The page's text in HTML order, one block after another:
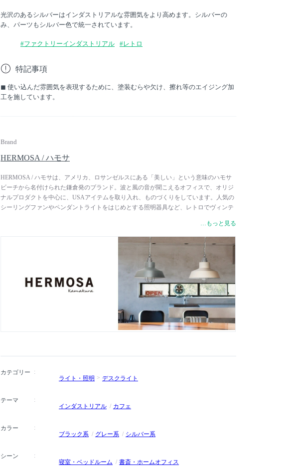
光沢のあるシルバーはインダストリアルな雰囲気をより高めます。シルバーの
み、パーツもシルバー色で統一されています。
#ファクトリーインダストリアル #レトロ
特記事項
◼︎ 使い込んだ雰囲気を表現するために、塗装むらや欠け、擦れ等のエイジング加
工を施しています。
Brand
HERMOSA / ハモサ
HERMOSA / ハモサは、アメリカ、ロサンゼルスにある「美しい」という意味のハモサ
ビーチから名付けられた鎌倉発のブランド。波と風の音が聞こえるオフィスで、オリジ
ナルプロダクトを中心に、USAアイテムを取り入れ、ものづくりをしています。人気の
シーリングファンやペンダントライトをはじめとする照明器具など、レトロでヴィンテ
…もっと見る
カテゴリー
ライト・照明
デスクライト
テーマ
インダストリアル
カフェ
カラー
ブラック系
グレー系 シルバー系
シーン
寝室・ベッドルーム
書斎・ホームオフィス